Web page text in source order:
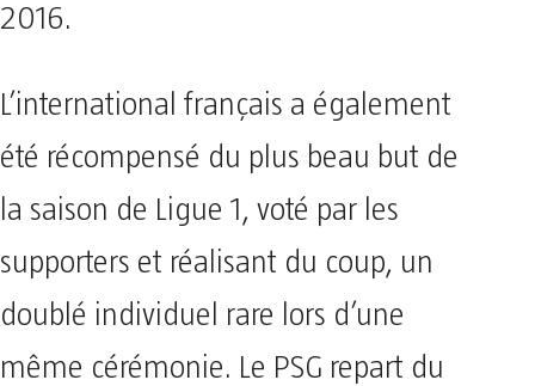
2016.
L’international français a également
été récompensé du plus beau but de
la saison de Ligue 1, voté par les
supporters et réalisant du coup, un
doublé individuel rare lors d’une
même cérémonie. Le PSG repart du